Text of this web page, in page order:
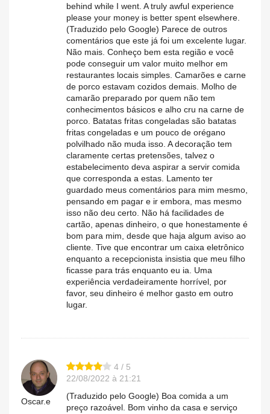
behind while I went. A truly awful experience
please your money is better spent elsewhere.
(Traduzido pelo Google) Parece de outros
comentários que este já foi um excelente lugar.
Não mais. Conheço bem esta região e você
pode conseguir um valor muito melhor em
restaurantes locais simples. Camarões e carne
de porco estavam cozidos demais. Molho de
camarão preparado por quem não tem
conhecimentos básicos e alho cru na carne de
porco. Batatas fritas congeladas são batatas
fritas congeladas e um pouco de orégano
polvilhado não muda isso. A decoração tem
claramente certas pretensões, talvez o
estabelecimento deva aspirar a servir comida
que corresponda a estas. Lamento ter
guardado meus comentários para mim mesmo,
pensando em pagar e ir embora, mas mesmo
isso não deu certo. Não há facilidades de
cartão, apenas dinheiro, o que honestamente é
bom para mim, desde que haja algum aviso ao
cliente. Tive que encontrar um caixa eletrônico
enquanto a recepcionista insistia que meu filho
ficasse para trás enquanto eu ia. Uma
experiência verdadeiramente horrível, por
favor, seu dinheiro é melhor gasto em outro
lugar.
Oscar.e
4 / 5
22/08/2022 à 21:21
(Traduzido pelo Google) Boa comida a um
preço razoável. Bom vinho da casa e serviço